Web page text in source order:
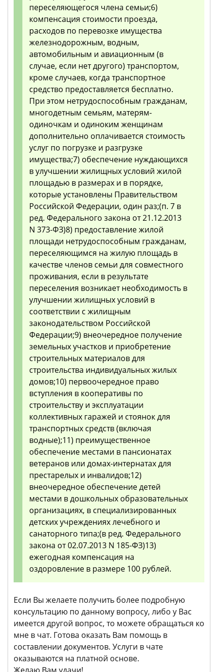
переселяющегося члена семьи;6)
компенсация стоимости проезда,
расходов по перевозке имущества
железнодорожным, водным,
автомобильным и авиационным (в
случае, если нет другого) транспортом,
кроме случаев, когда транспортное
средство предоставляется бесплатно.
При этом нетрудоспособным гражданам,
многодетным семьям, матерям-
одиночкам и одиноким женщинам
дополнительно оплачивается стоимость
услуг по погрузке и разгрузке
имущества;7) обеспечение нуждающихся
в улучшении жилищных условий жилой
площадью в размерах и в порядке,
которые установлены Правительством
Российской Федерации, один раз;(п. 7 в
ред. Федерального закона от 21.12.2013
N 373-ФЗ)8) предоставление жилой
площади нетрудоспособным гражданам,
переселяющимся на жилую площадь в
качестве членов семьи для совместного
проживания, если в результате
переселения возникает необходимость в
улучшении жилищных условий в
соответствии с жилищным
законодательством Российской
Федерации;9) внеочередное получение
земельных участков и приобретение
строительных материалов для
строительства индивидуальных жилых
домов;10) первоочередное право
вступления в кооперативы по
строительству и эксплуатации
коллективных гаражей и стоянок для
транспортных средств (включая
водные);11) преимущественное
обеспечение местами в пансионатах
ветеранов или домах-интернатах для
престарелых и инвалидов;12)
внеочередное обеспечение детей
местами в дошкольных образовательных
организациях, в специализированных
детских учреждениях лечебного и
санаторного типа;(в ред. Федерального
закона от 02.07.2013 N 185-ФЗ)13)
ежегодная компенсация на
оздоровление в размере 100 рублей.
Если Вы желаете получить более подробную
консультацию по данному вопросу, либо у Вас
имеется другой вопрос, то можете обращаться ко
мне в чат. Готова оказать Вам помощь в
составлении документов. Услуги в чате
оказываются на платной основе.